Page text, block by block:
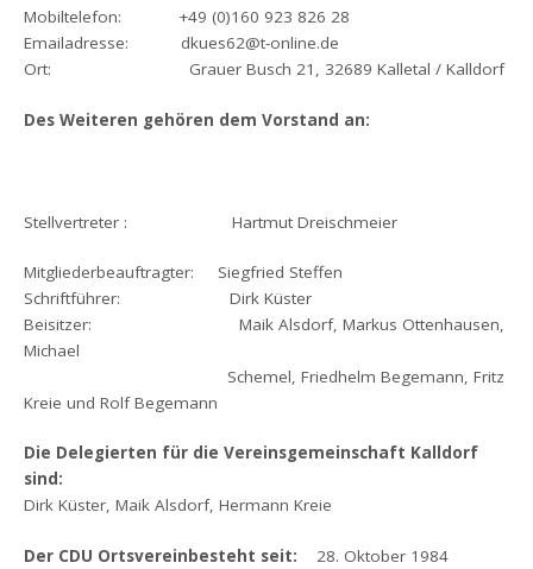
Mobiltelefon: +49 (0)160 923 826 28
Emailadresse: dkues62@t-online.de
Ort: Grauer Busch 21, 32689 Kalletal / Kalldorf
Des Weiteren gehören dem Vorstand an:
Stellvertreter : Hartmut Dreischmeier
Mitgliederbeauftragter: Siegfried Steffen
Schriftführer: Dirk Küster
Beisitzer: Maik Alsdorf, Markus Ottenhausen,
Michael
Schemel, Friedhelm Begemann, Fritz
Kreie und Rolf Begemann
Die Delegierten für die Vereinsgemeinschaft Kalldorf
sind:
Dirk Küster, Maik Alsdorf, Hermann Kreie
Der CDU Ortsvereinbesteht seit: 28. Oktober 1984